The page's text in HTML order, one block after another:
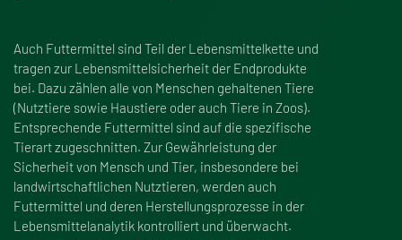
Auch Futtermittel sind Teil der Lebensmittelkette und
tragen zur Lebensmittelsicherheit der Endprodukte
bei. Dazu zählen alle von Menschen gehaltenen Tiere
(Nutztiere sowie Haustiere oder auch Tiere in Zoos).
Entsprechende Futtermittel sind auf die spezifische
Tierart zugeschnitten. Zur Gewährleistung der
Sicherheit von Mensch und Tier, insbesondere bei
landwirtschaftlichen Nutztieren, werden auch
Futtermittel und deren Herstellungsprozesse in der
Lebensmittelanalytik kontrolliert und überwacht.